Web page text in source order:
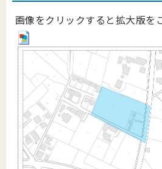
画像をクリックすると拡大版を